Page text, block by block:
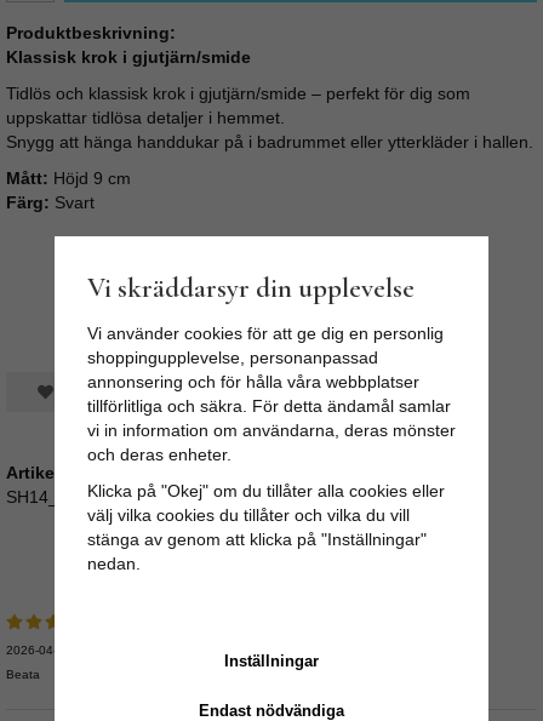
Produktbeskrivning:
Klassisk krok i gjutjärn/smide
Tidlös och klassisk krok i gjutjärn/smide – perfekt för dig som
uppskattar tidlösa detaljer i hemmet.
Snygg att hänga handdukar på i badrummet eller ytterkläder i hallen.
Mått: Höjd 9 cm
Färg: Svart
Spara som favorit
Artikelnummer:
SH14_ 645907
Medelbetyg
2026-04-17
Beata
Vi skräddarsyr din upplevelse
Vi använder cookies för att ge dig en personlig
shoppingupplevelse, personanpassad
annonsering och för hålla våra webbplatser
tillförlitliga och säkra. För detta ändamål samlar
vi in information om användarna, deras mönster
och deras enheter.
Klicka på "Okej" om du tillåter alla cookies eller
välj vilka cookies du tillåter och vilka du vill
stänga av genom att klicka på "Inställningar"
nedan.
Inställningar
Endast nödvändiga